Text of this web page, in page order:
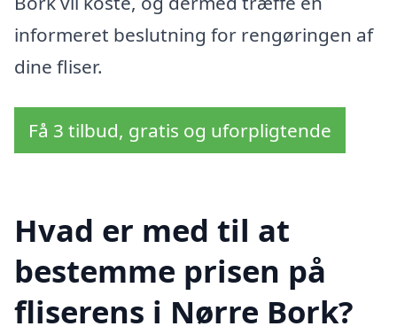
informeret beslutning for rengøringen af
dine fliser.
Få 3 tilbud, gratis og uforpligtende
Hvad er med til at
bestemme prisen på
fliserens i Nørre Bork?